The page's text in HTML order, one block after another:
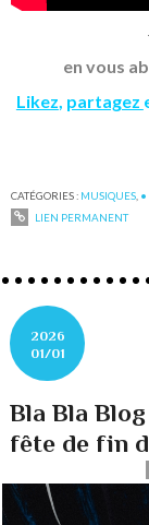
en vous
Likez partagez
CATÉGORIES : MUSIQUES •
LIEN PERMANENT
2026
01/01
Bla Bla
fête de fin